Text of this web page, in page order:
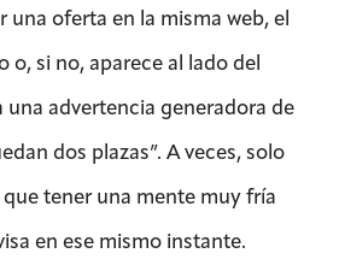
una oferta en la misma web, el
o, si no, aparece al lado del
una advertencia generadora de
dos plazas”. A veces, solo
tener una mente muy fría
en ese mismo instante.